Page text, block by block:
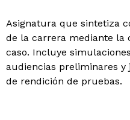
Asignatura que sintetiza
de la carrera mediante la
caso. Incluye
audiencias preliminares y
de rendición de pruebas.